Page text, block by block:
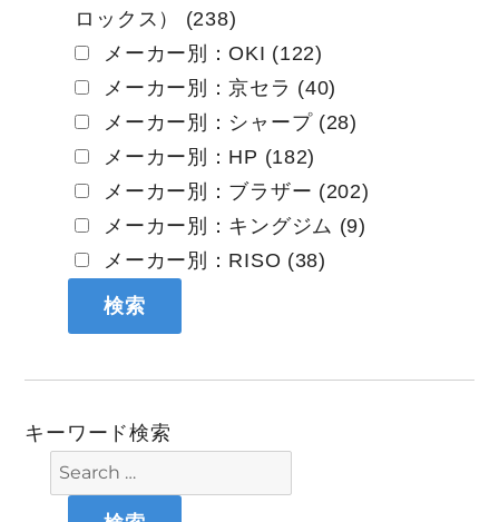
ロックス） (238)
メーカー別：OKI (122)
メーカー別：京セラ (40)
メーカー別：シャープ (28)
メーカー別：HP (182)
メーカー別：ブラザー (202)
メーカー別：キングジム (9)
メーカー別：RISO (38)
キーワード検索